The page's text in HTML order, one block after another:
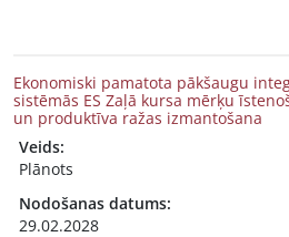
Ekonomiski pamatota pākšaugu
sistēmās ES Zaļā kursa mērķu
un produktīva ražas izmantošana
Veids:
Plānots
Nodošanas datums:
29.02.2028